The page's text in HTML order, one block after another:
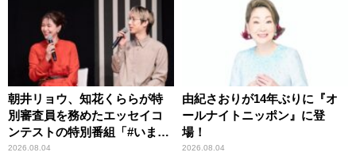
朝井リョウ、知花くららが特
別審査員を務めたエッセイコ
ンテストの特別番組「#いまあ
なたに伝えたいこと」
2026.08.04
由紀さおりが14年ぶりに『オ
ールナイトニッポン』に登
場！
2026.08.04